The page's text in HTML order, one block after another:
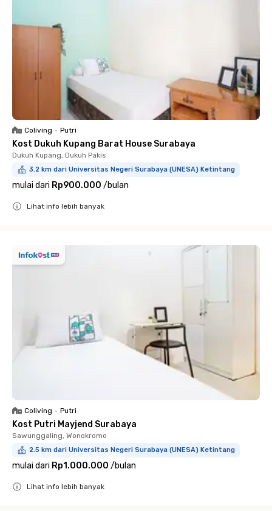
Coliving • Putri
Kost Dukuh Kupang Barat House Surabaya
Dukuh Kupang, Dukuh Pakis
3.2 km dari Universitas Negeri Surabaya (UNESA) Ketintang
mulai dari Rp900.000 /bulan
Lihat info lebih banyak
Coliving • Putri
Kost Putri Mayjend Surabaya
Sawunggaling, Wonokromo
2.5 km dari Universitas Negeri Surabaya (UNESA) Ketintang
mulai dari Rp1.000.000 /bulan
Lihat info lebih banyak